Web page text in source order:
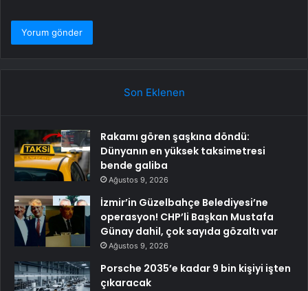
Son Eklenen
Rakamı gören şaşkına döndü:
Dünyanın en yüksek taksimetresi
bende galiba
Ağustos 9, 2026
İzmir’in Güzelbahçe Belediyesi’ne
operasyon! CHP’li Başkan Mustafa
Günay dahil, çok sayıda gözaltı var
Ağustos 9, 2026
Porsche 2035’e kadar 9 bin kişiyi işten
çıkaracak